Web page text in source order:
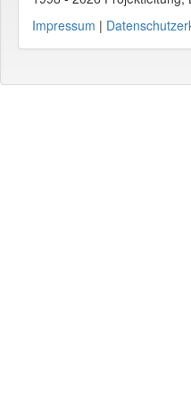
Impressum |